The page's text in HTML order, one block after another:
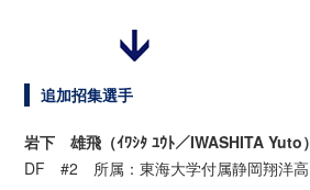
追加招集選手
岩下 雄飛（ｲﾜｼﾀ ﾕｳﾄ／IWASHITA Yuto）
DF #2 所属：東海大学付属静岡翔洋高